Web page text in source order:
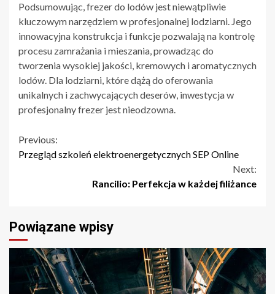
Podsumowując, frezer do lodów jest niewątpliwie
kluczowym narzędziem w profesjonalnej lodziarni. Jego
innowacyjna konstrukcja i funkcje pozwalają na kontrolę
procesu zamrażania i mieszania, prowadząc do
tworzenia wysokiej jakości, kremowych i aromatycznych
lodów. Dla lodziarni, które dążą do oferowania
unikalnych i zachwycających deserów, inwestycja w
profesjonalny frezer jest nieodzowna.
Continue
Previous:
Przegląd szkoleń elektroenergetycznych SEP Online
Next:
Rancilio: Perfekcja w każdej filiżance
Powiązane wpisy